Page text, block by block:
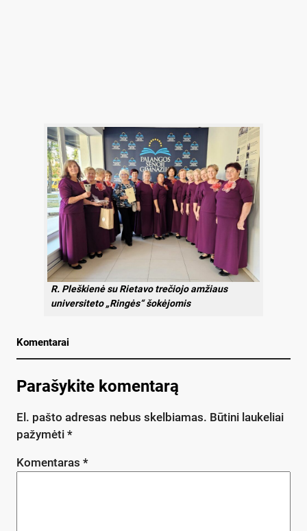
R. Pleškienė su Rietavo trečiojo amžiaus
universiteto „Ringės“ šokėjomis
Komentarai
Parašykite komentarą
El. pašto adresas nebus skelbiamas. Būtini laukeliai
pažymėti *
Komentaras *